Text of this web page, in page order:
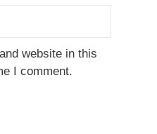
website in this
I comment.